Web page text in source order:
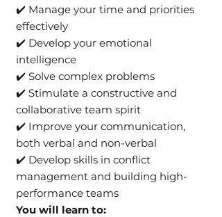
✔️ Manage your time and priorities
effectively
✔️ Develop your emotional
intelligence
✔️ Solve complex problems
✔️ Stimulate a constructive and
collaborative team spirit
✔️ Improve your communication,
both verbal and non-verbal
✔️ Develop skills in conflict
management and building high-
performance teams
You will learn to: